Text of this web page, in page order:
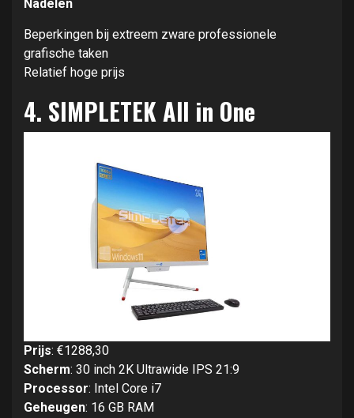
Nadelen
Beperkingen bij extreem zware professionele
grafische taken
Relatief hoge prijs
4. SIMPLETEK All in One
Prijs: €1288,30
Scherm: 30 inch 2K Ultrawide IPS 21:9
Processor: Intel Core i7
Geheugen: 16 GB RAM